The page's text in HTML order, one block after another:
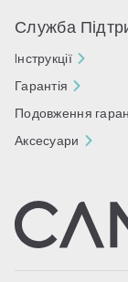
Служба
Iнструкції
Гарантія
Подовження
Аксесуари